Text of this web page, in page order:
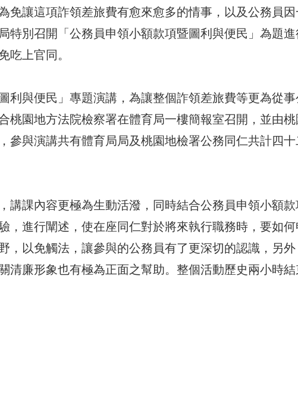
免讓這項詐領差旅費有愈來愈多的情事，以及公務員
特別召開「公務員申領小額款項暨圖利與便民」為題進
吃上官同。
利與便民」專題演講，為讓整個詐領差旅費等更為從事
桃園地方法院檢察署在體育局一樓簡報室召開，並由
參與演講共有體育局局及桃園地檢署公務同仁共計四十
講課內容更極為生動活潑，同時結合公務員申領小額款
，進行闡述，使在座同仁對於將來執行職務時，要如
，以免觸法，讓參與的公務員有了更深切的認識，另外
清廉形象也有極為正面之幫助。整個活動歷史兩小時結